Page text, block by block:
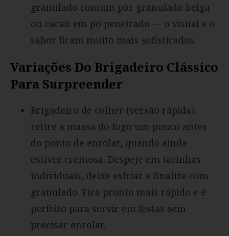
granulado comum por granulado belga
ou cacau em pó peneirado — o visual e o
sabor ficam muito mais sofisticados.
Variações Do Brigadeiro Clássico
Para Surpreender
Brigadeiro de colher (versão rápida):
retire a massa do fogo um pouco antes
do ponto de enrolar, quando ainda
estiver cremosa. Despeje em tacinhas
individuais, deixe esfriar e finalize com
granulado. Fica pronto mais rápido e é
perfeito para servir em festas sem
precisar enrolar.